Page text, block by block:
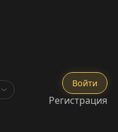
Войти
Регистрация